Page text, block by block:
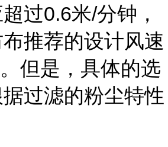
过0.6米/分钟，
推荐的设计风速
但是，具体的选
过滤的粉尘特性